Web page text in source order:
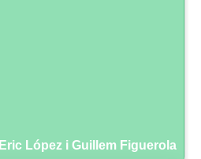
Eric López i Guillem Figuerola